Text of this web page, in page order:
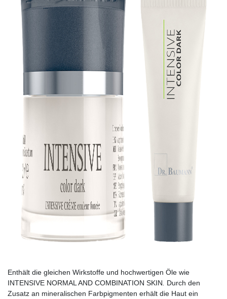
Enthält die gleichen Wirkstoffe und hochwertigen Öle wie
INTENSIVE NORMAL AND COMBINATION SKIN
Durch den
Zusatz an mineralischen Farbpigmenten erhält die Haut ein